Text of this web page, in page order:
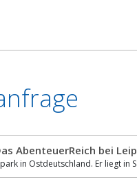
AbenteuerReich bei
in Ostdeutschland. Er liegt in